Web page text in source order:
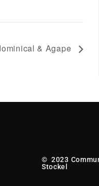
& Agape
© 2023
Stockel